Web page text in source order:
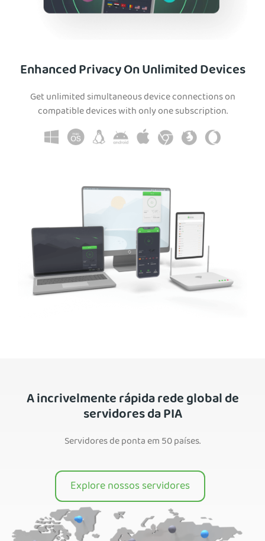
Enhanced Privacy On Unlimited Devices
Get unlimited simultaneous device connections on
compatible devices with only one subscription.
A incrivelmente rápida rede global de
servidores da PIA
Servidores de ponta em 50 países.
Explore nossos servidores